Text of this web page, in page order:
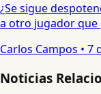
¿Se sigue
a otro jugador
Carlos Campos • 7
Noticias